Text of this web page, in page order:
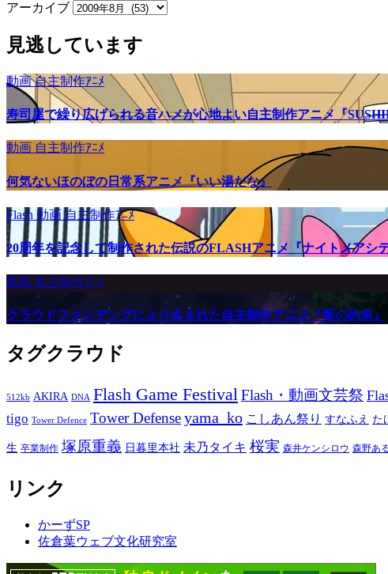
アーカイブ
見逃しています
動画自主制作ｱﾆﾒ
寿司屋で繰り広げられる音ハメが心地よい自主制作アニメ『
動画 自主制作ｱﾆﾒ
何気ないほのぼの日常系アニメ『いい湯だな』
Flash 動画自主制作ｱﾆﾒ
20周年を記念して制作された伝説のFLASHアニメ『ナイトメアシ
動画 自主制作ｱﾆﾒ
クラウドファンデングにより生まれた自主制作アニメ『藍の約束』
タグクラウド
512kb AKIRA DNA Flash Game Festival Flash・動画文芸祭
tigo Tower Defence Tower Defenseyama_ko こしあん祭り すなふえ た
生 卒業制作 塚原重義 日暮里本社 未乃タイキ 桜実 森井ケンシロウ 森野あ
リンク
かーずSP
佐倉葉ウェブ文化研究室